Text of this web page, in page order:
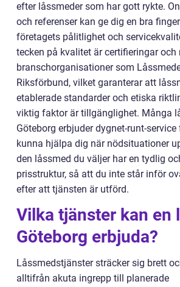
efter låssmeder som har gott rykte.
och referenser kan ge dig en bra
företagets pålitlighet och
tecken på kvalitet är certifieringar och
branschorganisationer som
Riksförbund, vilket garanterar att
etablerade standarder och etiska
viktig faktor är tillgänglighet. Många
Göteborg erbjuder dygnet-runt-
kunna hjälpa dig när nödsituationer
den låssmed du väljer har en tydlig
prisstruktur, så att du inte står inför
efter att tjänsten är utförd.
Vilka tjänster kan en
Göteborg erbjuda?
Låssmedstjänster sträcker sig brett
alltifrån akuta ingrepp till planerade